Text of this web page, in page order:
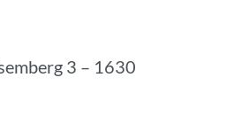
3 – 1630